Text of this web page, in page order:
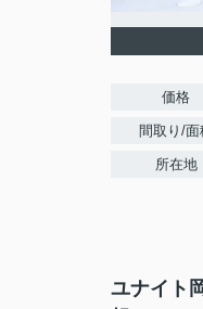
価格
間取り/面
所在地
ユナイト